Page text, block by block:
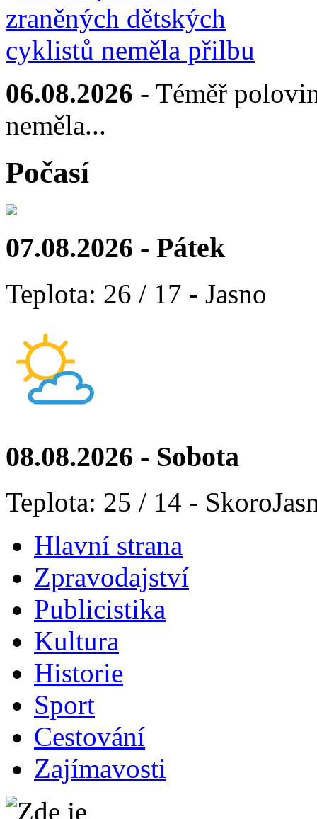
06.08.2026 - Téměř
neměla...
Počasí
07.08.2026 - Pátek
Teplota: 26 / 17 - Jasno
08.08.2026 - Sobota
Teplota: 25 / 14 -
Hlavní strana
Zpravodajství
Publicistika
Kultura
Historie
Sport
Cestování
Zajímavosti